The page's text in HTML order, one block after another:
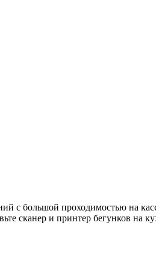
с большой проходимостью на
сканер и принтер бегунков на